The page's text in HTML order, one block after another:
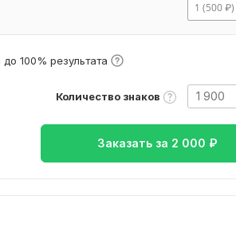
1 (500 ₽)
100% результата
Количество знаков
Заказать за 2 000 ₽